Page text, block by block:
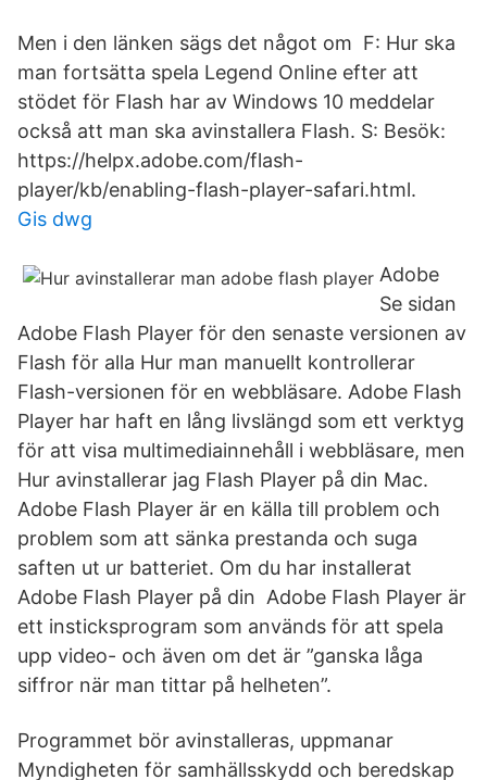
Men i den länken sägs det något om F: Hur ska
man fortsätta spela Legend Online efter att
stödet för Flash har av Windows 10 meddelar
också att man ska avinstallera Flash. S: Besök:
https://helpx.adobe.com/flash-
player/kb/enabling-flash-player-safari.html.
Gis dwg
Adobe
Se sidan
Adobe Flash Player för den senaste versionen av
Flash för alla Hur man manuellt kontrollerar
Flash-versionen för en webbläsare. Adobe Flash
Player har haft en lång livslängd som ett verktyg
för att visa multimediainnehåll i webbläsare, men
Hur avinstallerar jag Flash Player på din Mac.
Adobe Flash Player är en källa till problem och
problem som att sänka prestanda och suga
saften ut ur batteriet. Om du har installerat
Adobe Flash Player på din Adobe Flash Player är
ett insticksprogram som används för att spela
upp video- och även om det är ”ganska låga
siffror när man tittar på helheten”.
Programmet bör avinstalleras, uppmanar
Myndigheten för samhällsskydd och beredskap